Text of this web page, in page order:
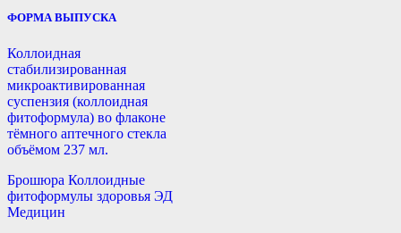
ФОРМА ВЫПУСКА
Коллоидная
стабилизированная
микроактивированная
суспензия (коллоидная
фитоформула) во флаконе
тёмного аптечного стекла
объёмом 237 мл.
Брошюра Коллоидные
фитоформулы здоровья ЭД
Медицин